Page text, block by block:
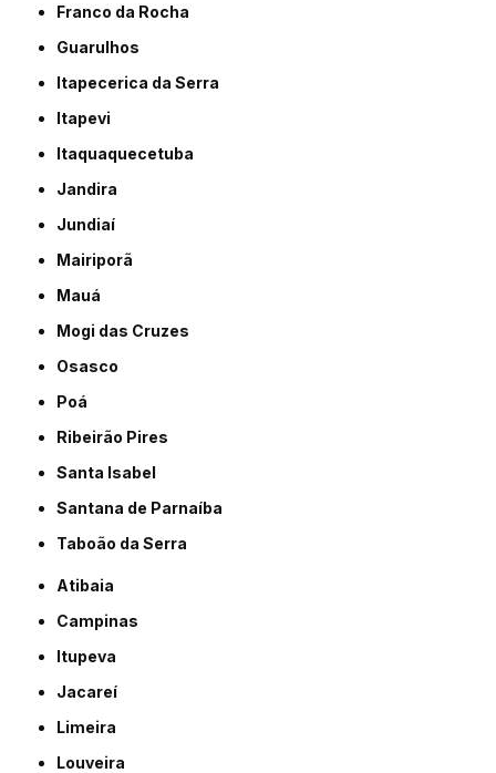
Franco da Rocha
Guarulhos
Itapecerica da Serra
Itapevi
Itaquaquecetuba
Jandira
Jundiaí
Mairiporã
Mauá
Mogi das Cruzes
Osasco
Poá
Ribeirão Pires
Santa Isabel
Santana de Parnaíba
Taboão da Serra
Atibaia
Campinas
Itupeva
Jacareí
Limeira
Louveira